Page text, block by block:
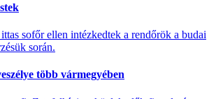
sofőr ellen intézkedtek a rendőrök a budai
során.
több vármegyében